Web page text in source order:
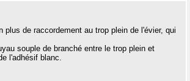
plus de raccordement au trop plein de l'évier, qui
souple de branché entre le trop plein et
l'adhésif blanc.